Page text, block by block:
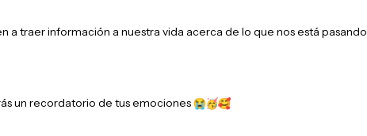
a traer información a nuestra vida acerca de lo que nos está pasando
un recordatorio de tus emociones